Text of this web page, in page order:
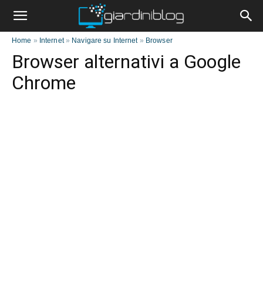
Home » Internet» Navigare su Internet» Browser
Browser alternativi a Google
Chrome